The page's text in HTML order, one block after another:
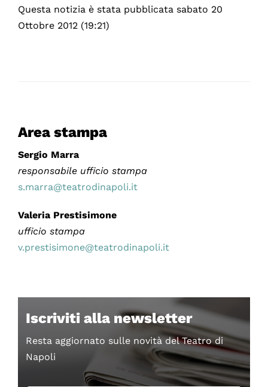
Questa notizia è stata pubblicata sabato 20
Ottobre 2012 (19:21)
Area stampa
Sergio Marra
responsabile ufficio stampa
s.marra@teatrodinapoli.it
Valeria Prestisimone
ufficio stampa
v.prestisimone@teatrodinapoli.it
Iscriviti alla newsletter
Resta aggiornato sulle novità del Teatro di
Napoli